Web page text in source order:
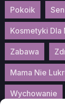
Pokoik Sen
Kosmetyki Dla
Zabawa
Mama Nie
Wychowanie